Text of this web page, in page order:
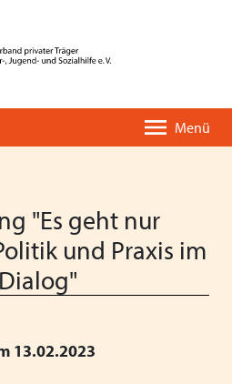
Menü
"Es geht nur
und Praxis im
13.02.2023